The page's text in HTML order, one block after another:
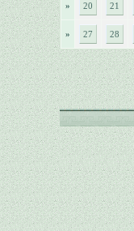
» 20 21
» 27 28